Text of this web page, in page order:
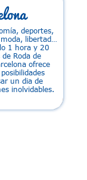
deportes,
libertad…
1 hora y 20
Roda de
ofrece
un dia de
inolvidables.